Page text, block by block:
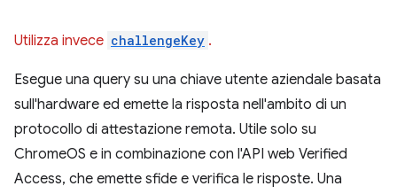
Utilizza invece challengeKey .
Esegue una query su una chiave utente aziendale basata
sull'hardware ed emette la risposta nell'ambito di un
protocollo di attestazione remota. Utile solo su
ChromeOS e in combinazione con l'API web Verified
Access, che emette sfide e verifica le risposte. Una